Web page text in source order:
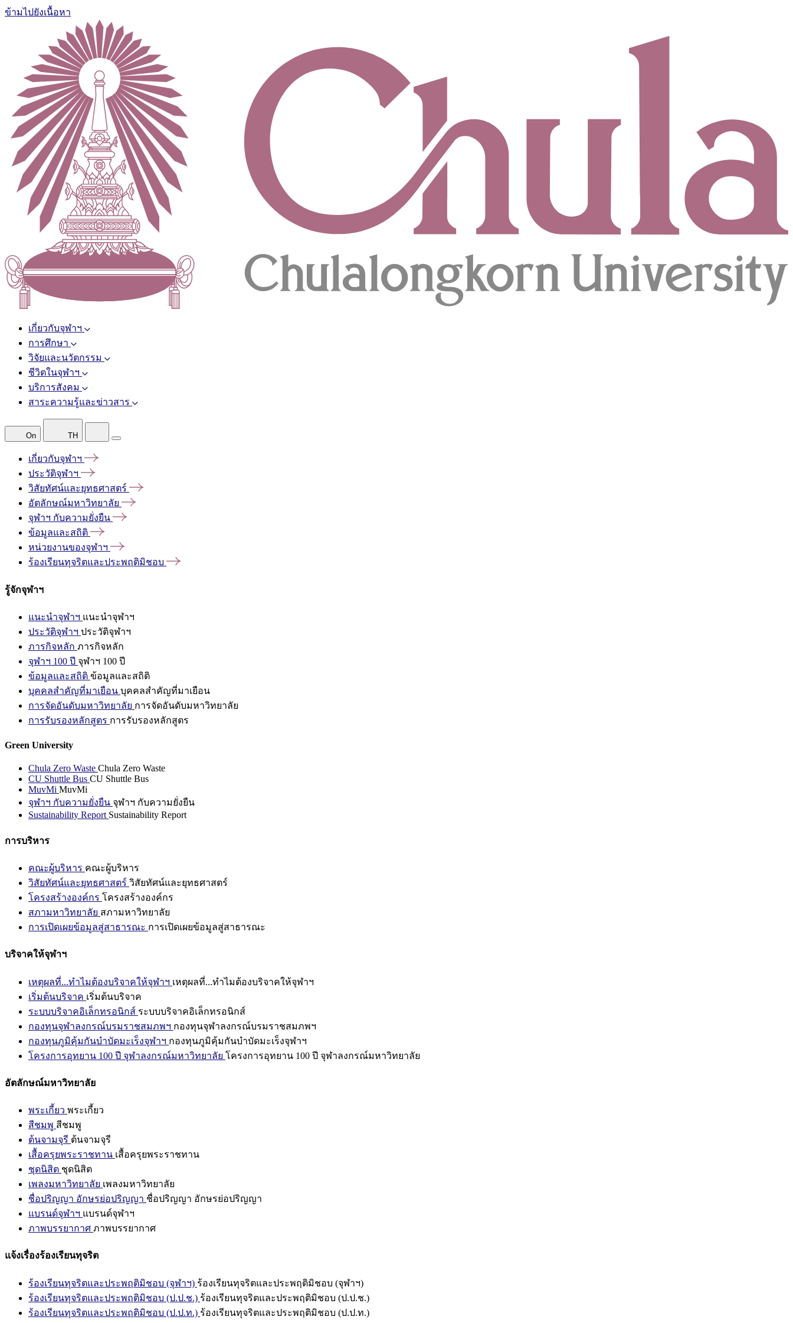
ข้ามไปยังเนื้อหา
เกี่ยวกับจุฬาฯ
การศึกษา
วิจัยและนวัตกรรม
ชีวิตในจุฬาฯ
บริการสังคม
สาระความรู้และข่าวสาร
On TH
เกี่ยวกับจุฬาฯ
ประวัติจุฬาฯ
วิสัยทัศน์และยุทธศาสตร์
อัตลักษณ์มหาวิทยาลัย
จุฬาฯ กับความยั่งยืน
ข้อมูลและสถิติ
หน่วยงานของจุฬาฯ
ร้องเรียนทุจริตและประพฤติมิชอบ
รู้จักจุฬาฯ
แนะนำจุฬาฯ แนะนำจุฬาฯ
ประวัติจุฬาฯ ประวัติจุฬาฯ
ภารกิจหลัก ภารกิจหลัก
จุฬาฯ 100 ปี จุฬาฯ 100 ปี
ข้อมูลและสถิติ ข้อมูลและสถิติ
บุคคลสำคัญที่มาเยือน บุคคลสำคัญที่มาเยือน
การจัดอันดับมหาวิทยาลัย การจัดอันดับมหาวิทยาลัย
การรับรองหลักสูตร การรับรองหลักสูตร
Green University
Chula Zero Waste Chula Zero Waste
CU Shuttle Bus CU Shuttle Bus
MuvMi MuvMi
จุฬาฯ กับความยั่งยืน จุฬาฯ กับความยั่งยืน
Sustainability Report Sustainability Report
การบริหาร
คณะผู้บริหาร คณะผู้บริหาร
วิสัยทัศน์และยุทธศาสตร์ วิสัยทัศน์และยุทธศาสตร์
โครงสร้างองค์กร โครงสร้างองค์กร
สภามหาวิทยาลัย สภามหาวิทยาลัย
การเปิดเผยข้อมูลสู่สาธารณะ การเปิดเผยข้อมูลสู่สาธารณะ
บริจาคให้จุฬาฯ
เหตุผลที่...ทำไมต้องบริจาคให้จุฬาฯ เหตุผลที่...ทำไมต้องบริจาคให้จุฬาฯ
เริ่มต้นบริจาค เริ่มต้นบริจาค
ระบบบริจาคอิเล็กทรอนิกส์ ระบบบริจาคอิเล็กทรอนิกส์
กองทุนจุฬาลงกรณ์บรมราชสมภพฯ กองทุนจุฬาลงกรณ์บรมราชสมภพฯ
กองทุนภูมิคุ้มกันบำบัดมะเร็งจุฬาฯ กองทุนภูมิคุ้มกันบำบัดมะเร็งจุฬาฯ
โครงการอุทยาน 100 ปี จุฬาลงกรณ์มหาวิทยาลัย โครงการอุทยาน 100 ปี จุฬาลงกรณ์มหาวิทยาลัย
อัตลักษณ์มหาวิทยาลัย
พระเกี้ยว พระเกี้ยว
สีชมพู สีชมพู
ต้นจามจุรี ต้นจามจุรี
เสื้อครุยพระราชทาน เสื้อครุยพระราชทาน
ชุดนิสิต ชุดนิสิต
เพลงมหาวิทยาลัย เพลงมหาวิทยาลัย
ชื่อปริญญา อักษรย่อปริญญา ชื่อปริญญา อักษรย่อปริญญา
แบรนด์จุฬาฯ แบรนด์จุฬาฯ
ภาพบรรยากาศ ภาพบรรยากาศ
แจ้งเรื่องร้องเรียนทุจริต
ร้องเรียนทุจริตและประพฤติมิชอบ (จุฬาฯ) ร้องเรียนทุจริตและประพฤติมิชอบ (จุฬาฯ)
ร้องเรียนทุจริตและประพฤติมิชอบ (ป.ป.ช.) ร้องเรียนทุจริตและประพฤติมิชอบ (ป.ป.ช.)
ร้องเรียนทุจริตและประพฤติมิชอบ (ป.ป.ท.) ร้องเรียนทุจริตและประพฤติมิชอบ (ป.ป.ท.)